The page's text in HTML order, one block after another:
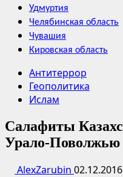
Удмуртия
Челябинская область
Чувашия
Кировская область
Антитеррор
Геополитика
Ислам
Салафиты
Урало-Поволжью
AlexZarubin 02.12.2016